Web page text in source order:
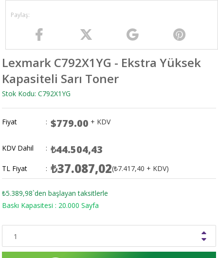
Lexmark C792X1YG - Ekstra Yüksek
Kapasiteli Sarı Toner
Stok Kodu: C792X1YG
Fiyat : $779.00 + KDV
KDV Dahil : ₺44.504,43
TL Fiyat : ₺37.087,02(₺7.417,40 + KDV)
₺5.389,98`den başlayan taksitlerle
Baskı Kapasitesi : 20.000 Sayfa